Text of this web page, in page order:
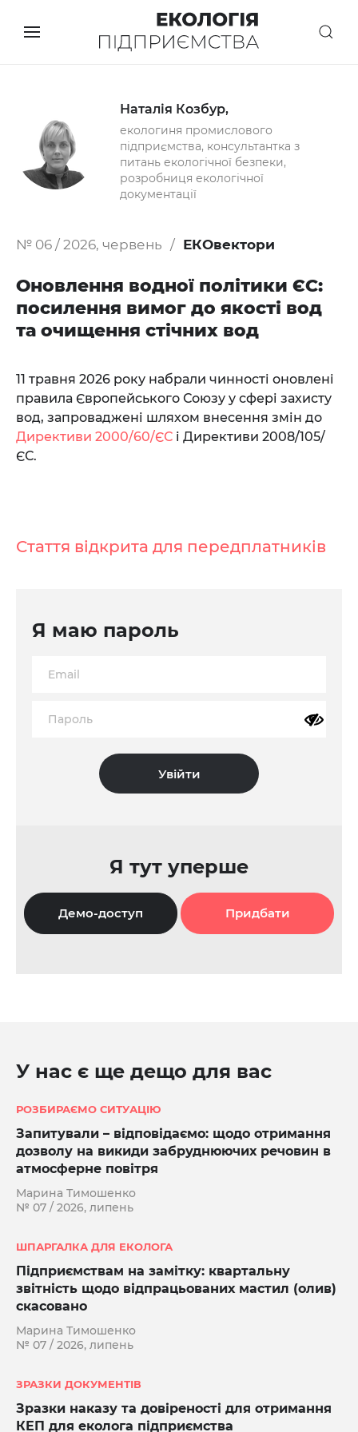
Наталія Козбур,
екологиня промислового
підприємства, консультантка з
питань екологічної безпеки,
розробниця екологічної
документації
№ 06 / 2026, червень ЕКОвектори
Оновлення водної політики ЄС:
посилення вимог до якості вод
та очищення стічних вод
11 травня 2026 року набрали чинності оновлені
правила Європейського Союзу у сфері захисту
вод, запроваджені шляхом внесення змін до
Директиви 2000/60/ЄС і Директиви 2008/105/
ЄС.
Стаття відкрита для передплатників
Я маю пароль
Я тут уперше
Демо-доступ Придбати
У нас є ще дещо для вас
РОЗБИРАЄМО СИТУАЦІЮ
Запитували – відповідаємо: щодо отримання
дозволу на викиди забруднюючих речовин в
атмосферне повітря
Марина Тимошенко
№ 07 / 2026, липень
ШПАРГАЛКА ДЛЯ ЕКОЛОГА
Підприємствам на замітку: квартальну
звітність щодо відпрацьованих мастил (олив)
скасовано
Марина Тимошенко
№ 07 / 2026, липень
ЗРАЗКИ ДОКУМЕНТІВ
Зразки наказу та довіреності для отримання
КЕП для еколога підприємства